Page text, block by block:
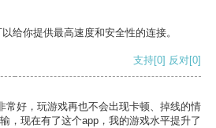
给你提供最高速度和安全性的连接。
支持[0] 反对[0]
常好，玩游戏再也不会出现卡顿、掉线的情
，现在有了这个app，我的游戏水平提升了